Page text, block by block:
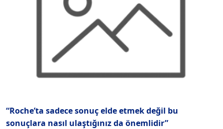
“Roche’ta sadece sonuç elde etmek değil bu
sonuçlara nasıl ulaştığınız da önemlidir”